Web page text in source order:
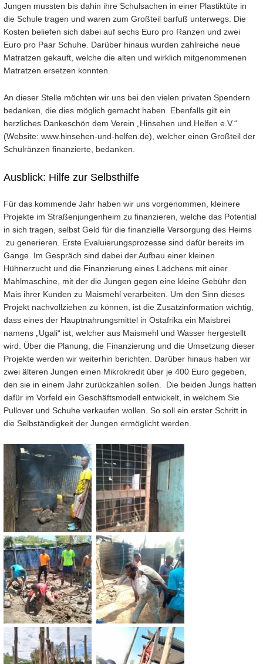
Jungen mussten bis dahin ihre Schulsachen in einer Plastiktüte in
die Schule tragen und waren zum Großteil barfuß unterwegs. Die
Kosten beliefen sich dabei auf sechs Euro pro Ranzen und zwei
Euro pro Paar Schuhe. Darüber hinaus wurden zahlreiche neue
Matratzen gekauft, welche die alten und wirklich mitgenommenen
Matratzen ersetzen konnten.
An dieser Stelle möchten wir uns bei den vielen privaten Spendern
bedanken, die dies möglich gemacht haben. Ebenfalls gilt ein
herzliches Dankeschön dem Verein „Hinsehen und Helfen e.V.“
(Website: www.hinsehen-und-helfen.de), welcher einen Großteil der
Schulränzen finanzierte, bedanken.
Ausblick: Hilfe zur Selbsthilfe
Für das kommende Jahr haben wir uns vorgenommen, kleinere
Projekte im Straßenjungenheim zu finanzieren, welche das Potential
in sich tragen, selbst Geld für die finanzielle Versorgung des Heims
zu generieren. Erste Evaluierungsprozesse sind dafür bereits im
Gange. Im Gespräch sind dabei der Aufbau einer kleinen
Hühnerzucht und die Finanzierung eines Lädchens mit einer
Mahlmaschine, mit der die Jungen gegen eine kleine Gebühr den
Mais ihrer Kunden zu Maismehl verarbeiten. Um den Sinn dieses
Projekt nachvollziehen zu können, ist die Zusatzinformation wichtig,
dass eines der Hauptnahrungsmittel in Ostafrika ein Maisbrei
namens „Ugali“ ist, welcher aus Maismehl und Wasser hergestellt
wird. Über die Planung, die Finanzierung und die Umsetzung dieser
Projekte werden wir weiterhin berichten. Darüber hinaus haben wir
zwei älteren Jungen einen Mikrokredit über je 400 Euro gegeben,
den sie in einem Jahr zurückzahlen sollen. Die beiden Jungs hatten
dafür im Vorfeld ein Geschäftsmodell entwickelt, in welchem Sie
Pullover und Schuhe verkaufen wollen. So soll ein erster Schritt in
die Selbständigkeit der Jungen ermöglicht werden.